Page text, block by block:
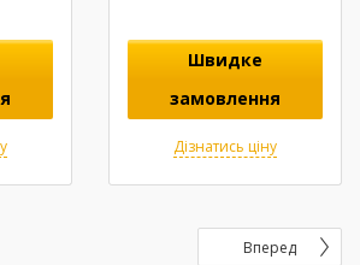
Швидке
замовлення
Дізнатись ціну
Вперед